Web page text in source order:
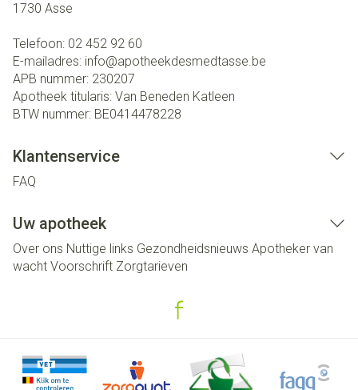
1730 Asse
Telefoon: 02 452 92 60
E-mailadres: info@apotheekdesmedtasse.be
APB nummer: 230207
Apotheek titularis: Van Beneden Katleen
BTW nummer: BE0414478228
Klantenservice
FAQ
Uw apotheek
Over ons Nuttige links Gezondheidsnieuws Apotheker van
wacht Voorschrift Zorgtarieven